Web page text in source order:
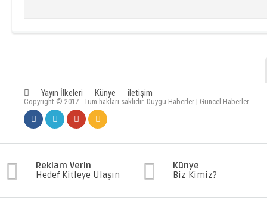
Yayın İlkeleri Künye iletişim
Copyright © 2017 - Tüm hakları saklıdır. Duygu Haberler | Güncel Haberler
Reklam Verin
Hedef Kitleye Ulaşın
Künye
Biz Kimiz?